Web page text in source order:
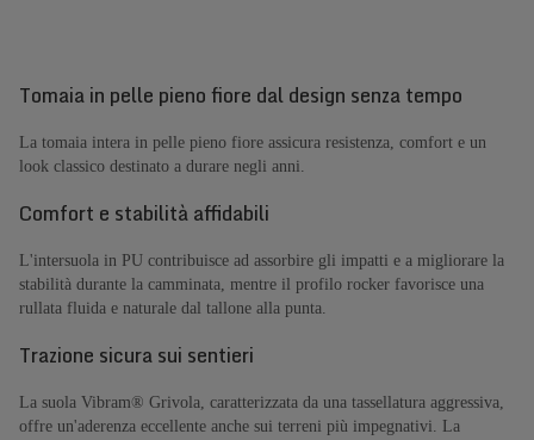
Tomaia in pelle pieno fiore dal design senza tempo
La tomaia intera in pelle pieno fiore assicura resistenza, comfort e un
look classico destinato a durare negli anni.
Comfort e stabilità affidabili
L'intersuola in PU contribuisce ad assorbire gli impatti e a migliorare la
stabilità durante la camminata, mentre il profilo rocker favorisce una
rullata fluida e naturale dal tallone alla punta.
Trazione sicura sui sentieri
La suola Vibram® Grivola, caratterizzata da una tassellatura aggressiva,
offre un'aderenza eccellente anche sui terreni più impegnativi. La